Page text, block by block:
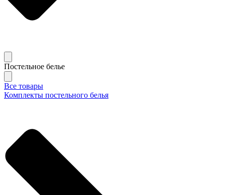
Постельное белье
Все товары
Комплекты постельного белья